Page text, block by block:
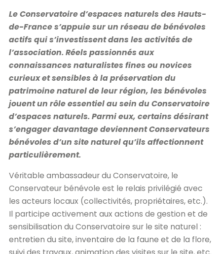
Le Conservatoire d’espaces naturels des Hauts-
de-France s’appuie sur un réseau de bénévoles
actifs qui s’investissent dans les activités de
l’association. Réels passionnés aux
connaissances naturalistes fines ou novices
curieux et sensibles à la préservation du
patrimoine naturel de leur région, les bénévoles
jouent un rôle essentiel au sein du Conservatoire
d’espaces naturels. Parmi eux, certains désirant
s’engager davantage deviennent Conservateurs
bénévoles d’un site naturel qu’ils affectionnent
particulièrement.
Véritable ambassadeur du Conservatoire, le
Conservateur bénévole est le relais privilégié avec
les acteurs locaux (collectivités, propriétaires, etc.).
Il participe activement aux actions de gestion et de
sensibilisation du Conservatoire sur le site naturel :
entretien du site, inventaire de la faune et de la flore,